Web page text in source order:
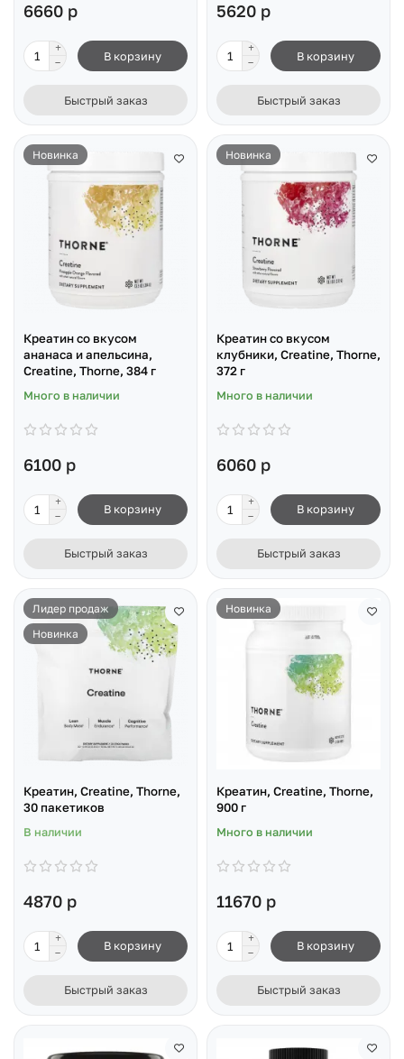
6660 р
В корзину
Быстрый заказ
5620 р
В корзину
Быстрый заказ
Новинка
Креатин со вкусом
ананаса и апельсина,
Creatine, Thorne, 384 г
Много в наличии
6100 р
В корзину
Быстрый заказ
Новинка
Креатин со вкусом
клубники, Creatine, Thorne,
372 г
Много в наличии
6060 р
В корзину
Быстрый заказ
Лидер продаж
Новинка
Креатин, Creatine, Thorne,
30 пакетиков
В наличии
4870 р
В корзину
Быстрый заказ
Новинка
Креатин, Creatine, Thorne,
900 г
Много в наличии
11670 р
В корзину
Быстрый заказ